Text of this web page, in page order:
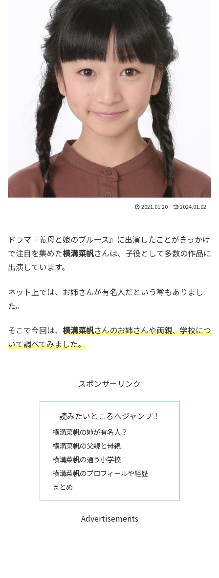
2021.01.20 2024.01.02
ドラマ『義母と娘のブルース』に出演したことがきっかけ
で注目を集めた横溝菜帆さんは、子役として多数の作品に
出演しています。
ネット上では、お姉さんが有名人だという噂もありまし
た。
そこで今回は、 横溝菜帆さんのお姉さんや両親、学校につ
いて調べてみました。
スポンサーリンク
読みたいところへジャンプ！
横溝菜帆の姉が有名人？
横溝菜帆の父親と母親
横溝菜帆の通う小学校
横溝菜帆のプロフィールや経歴
まとめ
Advertisements